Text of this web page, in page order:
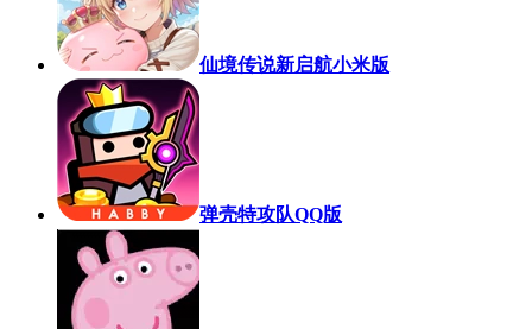
仙境传说新启航小米版
弹壳特攻队QQ版